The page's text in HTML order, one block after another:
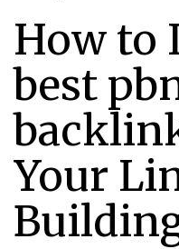
How to
best
Your